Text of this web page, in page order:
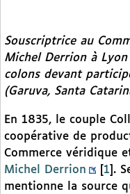
Souscriptrice au
Michel Derrion à
colons devant
(Garuva, Santa
En 1835, le couple
coopérative de
Commerce véridique
Michel Derrion
1 .
mentionne la source